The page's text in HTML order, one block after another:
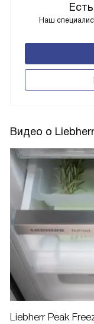
Наш
Видео о
Liebherr Peak